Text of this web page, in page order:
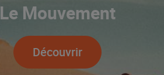
Le Mouvement
Découvrir